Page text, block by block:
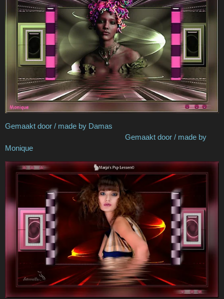
Gemaakt door / made by Damas
Gemaakt door / made by
Monique